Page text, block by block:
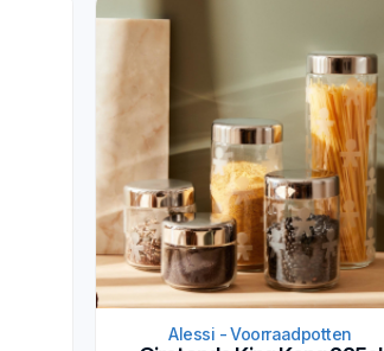
Alessi - Voorraadpotten